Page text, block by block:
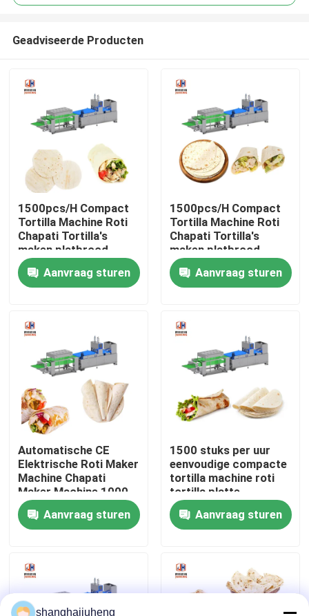
Huis
Producten
Fabrieksreis
Kwaliteitscontrole
Contacteer ons
Nieuws
Gevallen
Verzoek om een Citaat
Voedselproductielijnen
Geadviseerde Producten
1500pcs/H Compact
Tortilla Machine Roti
Chapati Tortilla's
maken platbrood
Productielijn
Aanvraag sturen
1500pcs/H Compact
Tortilla Machine Roti
Chapati Tortilla's
maken platbrood
Productielijn
Aanvraag sturen
Automatische CE
Elektrische Roti Maker
Machine Chapati
Maker Machine 1000 -
1500pcs/H
Aanvraag sturen
1500 stuks per uur
eenvoudige compacte
tortilla machine roti
tortilla platte
broodmaker
Aanvraag sturen
shanghaijuheng